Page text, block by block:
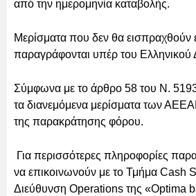
από την ημερομηνία καταβολής.
Μερίσματα που δεν θα εισπραχθούν
παραγράφονται υπέρ του Ελληνικού
Σύμφωνα με το άρθρο 58 του Ν.
τα διανεμόμενα μερίσματα των
της παρακράτησης φόρου.
Για περισσότερες πληροφορίες
να επικοινωνούν με το Τμήμα Cash
Διεύθυνση Operations της «Optima